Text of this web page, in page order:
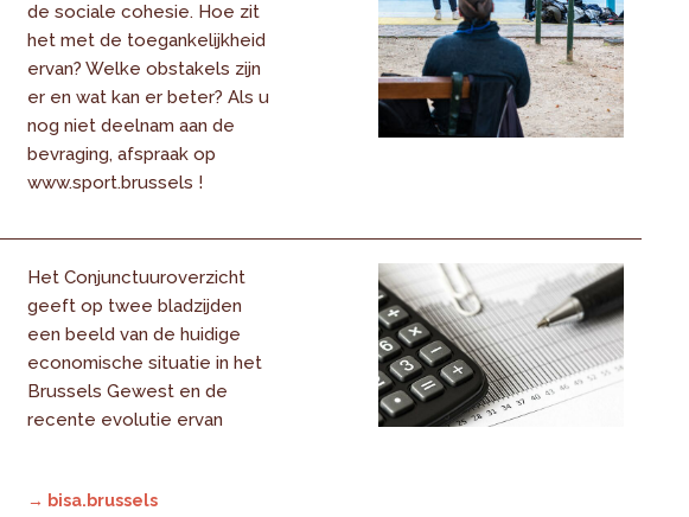
de sociale cohesie. Hoe zit
het met de toegankelijkheid
ervan? Welke obstakels zijn
er en wat kan er beter? Als u
nog niet deelnam aan de
bevraging, afspraak op
www.sport.brussels !
Het Conjunctuuroverzicht
geeft op twee bladzijden
een beeld van de huidige
economische situatie in het
Brussels Gewest en de
recente evolutie ervan
→ bisa.brussels